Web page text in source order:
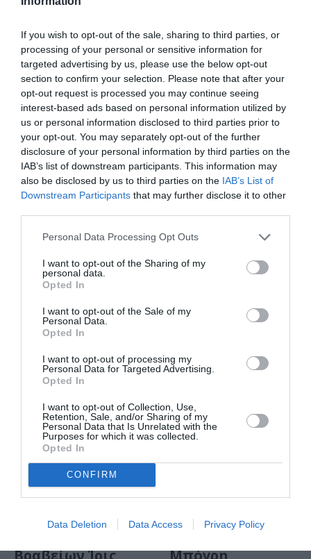
If you wish to opt-out of the sale, sharing to third parties, or
processing of your personal or sensitive information for
targeted advertising by us, please use the below opt-out
section to confirm your selection. Please note that after your
opt-out request is processed you may continue seeing
interest-based ads based on personal information utilized by
us or personal information disclosed to third parties prior to
your opt-out. You may separately opt-out of the further
disclosure of your personal information by third parties on the
IAB’s list of downstream participants. This information may
also be disclosed by us to third parties on the IAB’s List of
Downstream Participants that may further disclose it to other
Personal Data Processing Opt Outs
I want to opt-out of the Sharing of my
personal data.
Opted In
I want to opt-out of the Sale of my
Personal Data.
Opted In
I want to opt-out of processing my
Personal Data for Targeted Advertising.
Opted In
I want to opt-out of Collection, Use,
Retention, Sale, and/or Sharing of my
Personal Data that Is Unrelated with the
Purposes for which it was collected.
Opted In
CONFIRM
Data Deletion Data Access Privacy Policy
ΘΕΑΤΡΟ - ΧΟΡΟΣ / ΝΕΑ
Αίας, του
Σοφοκλή σε
σκηνοθεσία
Αργύρη Ξάφη στο
Φεστιβάλ
Αισχύλεια 2022
Φεστιβάλ
Ηλιούπολης 2022
ΘΕΑΤΡΟ - ΧΟΡΟΣ / ΝΕΑ
Σοφοκλή από το
Εθνικό Θέατρο
στο Αρχαίο
Θέατρο
Επιδαύρου
ΣΙΝΕΜΑ / ΝΕΑ
της Σόνια Λίζα
Κέντερμαν
υποψήφια για
ΣΙΝΕΜΑ / ΝΕΑ
Οι μεγάλοι
ΣΙΝΕΜΑ / ΝΕΑ
Πρόστιμο, του